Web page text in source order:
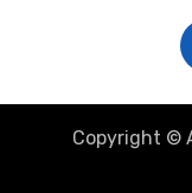
Copyright ©